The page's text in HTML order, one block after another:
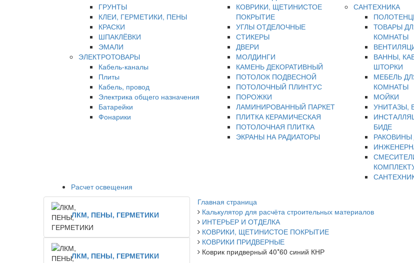
ГРУНТЫ
КЛЕИ, ГЕРМЕТИКИ, ПЕНЫ
КРАСКИ
ШПАКЛЁВКИ
ЭМАЛИ
ЭЛЕКТРОТОВАРЫ
Кабель-каналы
Плиты
Кабель, провод
Электрика общего назначения
Батарейки
Фонарики
КОВРИКИ, ЩЕТИНИСТОЕ
ПОКРЫТИЕ
УГЛЫ ОТДЕЛОЧНЫЕ
СТИКЕРЫ
ДВЕРИ
МОЛДИНГИ
КАМЕНЬ ДЕКОРАТИВНЫЙ
ПОТОЛОК ПОДВЕСНОЙ
ПОТОЛОЧНЫЙ ПЛИНТУС
ПОРОЖКИ
ЛАМИНИРОВАННЫЙ ПАРКЕТ
ПЛИТКА КЕРАМИЧЕСКАЯ
ПОТОЛОЧНАЯ ПЛИТКА
ЭКРАНЫ НА РАДИАТОРЫ
САНТЕХНИКА
ТОВАРЫ
КОМНАТЫ
ВАННЫ,
ШТОРКИ
МЕБЕЛЬ
КОМНАТЫ
МОЙКИ
УНИТАЗЫ,
БИДЕ
Расчет освещения
ЛКМ, ПЕНЫ, ГЕРМЕТИКИ
ЛКМ, ПЕНЫ, ГЕРМЕТИКИ
Главная страница
Калькулятор для расчёта строительных материалов
ИНТЕРЬЕР И ОТДЕЛКА
КОВРИКИ, ЩЕТИНИСТОЕ ПОКРЫТИЕ
КОВРИКИ ПРИДВЕРНЫЕ
Коврик придверный 40*60 синий КНР